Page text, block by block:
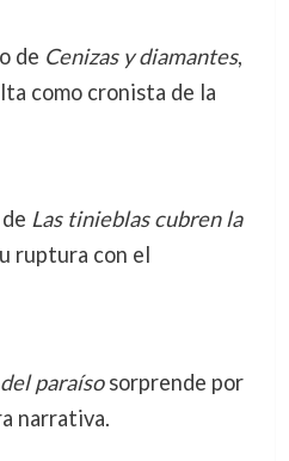
de Cenizas y diamantes,
como cronista de la
Las tinieblas cubren la
ruptura con el
paraísosorprende por
narrativa.